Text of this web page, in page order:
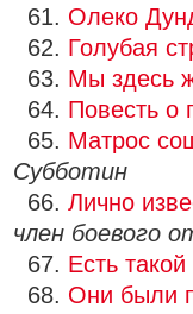
61. Олеко
62. Голубая
63. Мы здесь
64. Повесть о
65. Матрос
Субботин
66. Лично
член боевого
67. Есть
68. Они были